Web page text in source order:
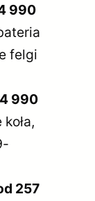
990
felgi
990
257